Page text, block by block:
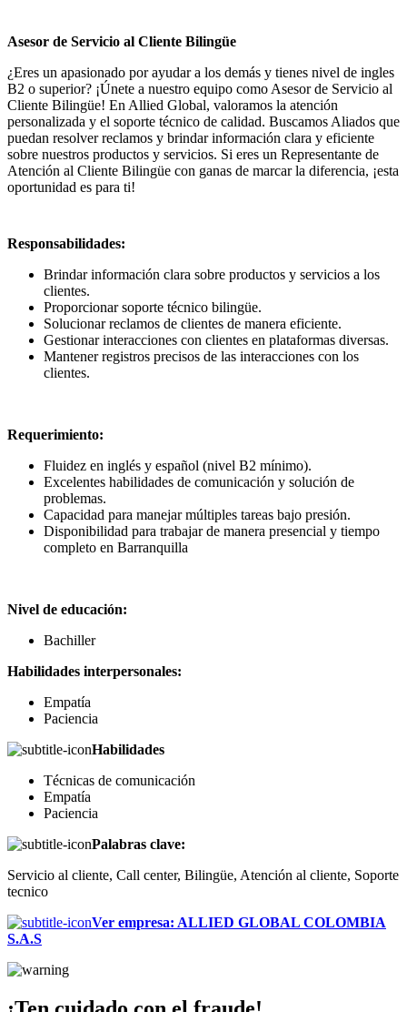
Asesor de Servicio al Cliente Bilingüe
¿Eres un apasionado por ayudar a los demás y tienes nivel de ingles
B2 o superior? ¡Únete a nuestro equipo como Asesor de Servicio al
Cliente Bilingüe! En Allied Global, valoramos la atención
personalizada y el soporte técnico de calidad. Buscamos Aliados que
puedan resolver reclamos y brindar información clara y eficiente
sobre nuestros productos y servicios. Si eres un Representante de
Atención al Cliente Bilingüe con ganas de marcar la diferencia, ¡esta
oportunidad es para ti!
Responsabilidades:
Brindar información clara sobre productos y servicios a los
clientes.
Proporcionar soporte técnico bilingüe.
Solucionar reclamos de clientes de manera eficiente.
Gestionar interacciones con clientes en plataformas diversas.
Mantener registros precisos de las interacciones con los
clientes.
Requerimiento:
Fluidez en inglés y español (nivel B2 mínimo).
Excelentes habilidades de comunicación y solución de
problemas.
Capacidad para manejar múltiples tareas bajo presión.
Disponibilidad para trabajar de manera presencial y tiempo
completo en Barranquilla
Nivel de educación:
Bachiller
Habilidades interpersonales:
Empatía
Paciencia
Habilidades
Técnicas de comunicación
Empatía
Paciencia
Palabras clave:
Servicio al cliente, Call center, Bilingüe, Atención al cliente, Soporte
tecnico
Ver empresa: ALLIED GLOBAL COLOMBIA
S.A.S